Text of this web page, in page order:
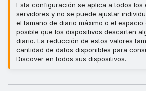
Esta configuración se aplica a todos los
servidores y no se puede ajustar
el tamaño de diario máximo o el espacio
posible que los dispositivos descarten
diario. La reducción de estos valores
cantidad de datos disponibles para
Discover en todos sus dispositivos.